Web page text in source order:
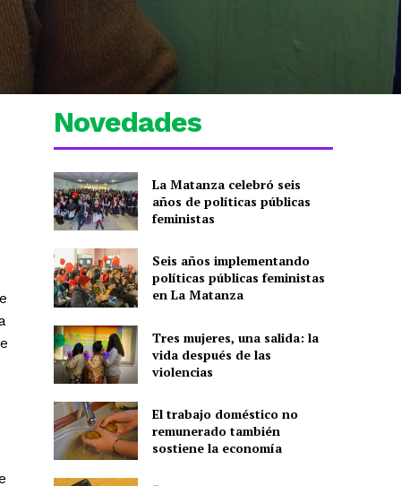
Novedades
La Matanza celebró seis
años de políticas públicas
feministas
Seis años implementando
políticas públicas feministas
en La Matanza
Tres mujeres, una salida: la
vida después de las
violencias
El trabajo doméstico no
remunerado también
sostiene la economía